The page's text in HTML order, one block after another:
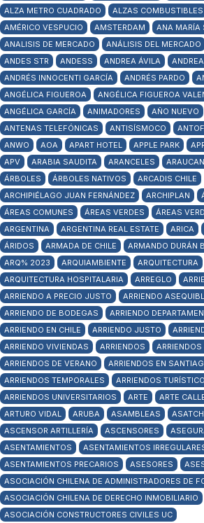
ALZA METRO CUADRADO
ALZAS COMBUSTIBLES
AMÉRICO VESPUCIO
AMSTERDAM ANA MARÍA
ANALISIS DE MERCADO
ANÁLISIS DEL MERCADO
ANDES STR
ANDESS ANDREA ÁVILA
ANDRÉS INNOCENTI GARCÍA
ANDRÉS PARDO
ANGÉLICA FIGUEROA
ANGÉLICA FIGUEROA
ANGÉLICA GARCÍA
ANIMADORES AÑO NUEVO
ANTENAS TELEFÓNICAS
ANTISÍSMOCO
ANWO
AOA APART HOTEL APPLE PARK
APV
ARABIA SAUDITA ARANCELES
ÁRBOLES
ÁRBOLES NATIVOS
ARCADIS CHILE
ARCHIPIÉLAGO JUAN FERNÁNDEZ
ARCHIPLAN
ÁREAS COMUNES
ÁREAS VERDES
ÁREAS
ARGENTINA
ARGENTINA REAL ESTATE ARICA
ÁRIDOS
ARMADA DE CHILE ARMANDO DURÁN
ARQ% 2023
ARQUIAMBIENTE
ARQUITECTURA
ARQUITECTURA HOSPITALARIA
ARREGLO
ARRIENDO A PRECIO JUSTO
ARRIENDO
ARRIENDO DE BODEGAS
ARRIENDO
ARRIENDO EN CHILE
ARRIENDO JUSTO
ARRIENDO VIVIENDAS
ARRIENDOS
ARRIENDOS DE VERANO
ARRIENDOS EN
ARRIENDOS TEMPORALES
ARRIENDOS
ARRIENDOS UNIVERSITARIOS
ARTE ARTE
ARTURO VIDAL
ARUBA ASAMBLEAS ASATCH
ASCENSOR ARTILLERÍA
ASCENSORES
ASENTAMIENTOS
ASENTAMIENTOS
ASENTAMIENTOS PRECARIOS
ASESORES
ASOCIACIÓN CHILENA DE ADMINISTRADORES DE
ASOCIACIÓN CHILENA DE DERECHO INMOBILIARIO
ASOCIACIÓN CONSTRUCTORES CIVILES UC